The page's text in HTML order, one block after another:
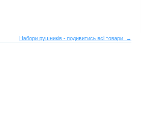
Набори рушників - подивитись всі товари →